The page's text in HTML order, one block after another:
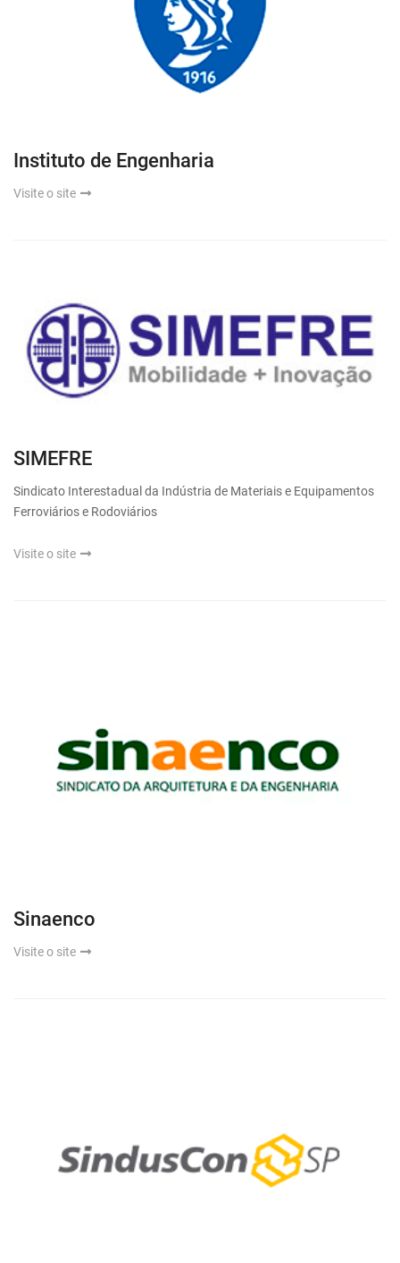
Instituto de Engenharia
Visite o site
SIMEFRE
Sindicato Interestadual da Indústria de Materiais e Equipamentos
Ferroviários e Rodoviários
Visite o site
Sinaenco
Visite o site